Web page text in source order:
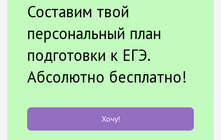
Составим твой
персональный план
подготовки к ЕГЭ.
Абсолютно бесплатно!
Хочу!